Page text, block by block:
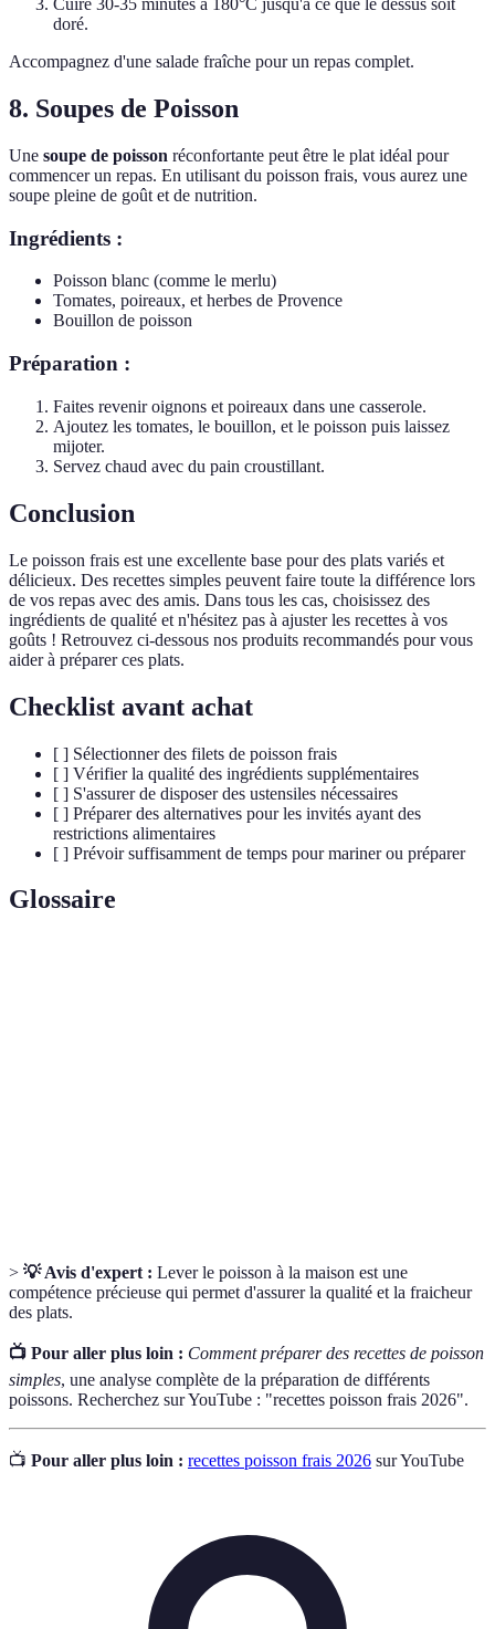
Cuire 30-35 minutes à 180°C jusqu'à ce que le dessus soit
doré.
Accompagnez d'une salade fraîche pour un repas complet.
8. Soupes de Poisson
Une soupe de poisson réconfortante peut être le plat idéal pour
commencer un repas. En utilisant du poisson frais, vous aurez une
soupe pleine de goût et de nutrition.
Ingrédients :
Poisson blanc (comme le merlu)
Tomates, poireaux, et herbes de Provence
Bouillon de poisson
Préparation :
Faites revenir oignons et poireaux dans une casserole.
Ajoutez les tomates, le bouillon, et le poisson puis laissez
mijoter.
Servez chaud avec du pain croustillant.
Conclusion
Le poisson frais est une excellente base pour des plats variés et
délicieux. Des recettes simples peuvent faire toute la différence lors
de vos repas avec des amis. Dans tous les cas, choisissez des
ingrédients de qualité et n'hésitez pas à ajuster les recettes à vos
goûts ! Retrouvez ci-dessous nos produits recommandés pour vous
aider à préparer ces plats.
Checklist avant achat
[ ] Sélectionner des filets de poisson frais
[ ] Vérifier la qualité des ingrédients supplémentaires
[ ] S'assurer de disposer des ustensiles nécessaires
[ ] Préparer des alternatives pour les invités ayant des
restrictions alimentaires
[ ] Prévoir suffisamment de temps pour mariner ou préparer
Glossaire
> 💡 Avis d'expert : Lever le poisson à la maison est une
compétence précieuse qui permet d'assurer la qualité et la fraicheur
des plats.
📺 Pour aller plus loin : Comment préparer des recettes de poisson
simples, une analyse complète de la préparation de différents
poissons. Recherchez sur YouTube : "recettes poisson frais 2026".
📺 Pour aller plus loin : recettes poisson frais 2026 sur YouTube